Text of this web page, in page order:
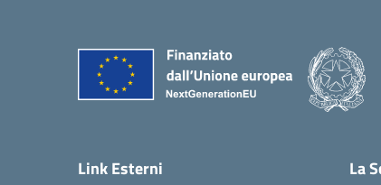
Link Esterni La